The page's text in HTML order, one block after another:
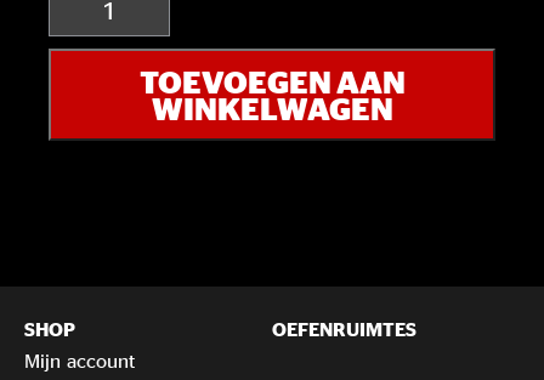
Release
+
TOEVOEGEN AAN
WINKELWAGEN
SHOP
Mijn account
OEFENRUIMTES